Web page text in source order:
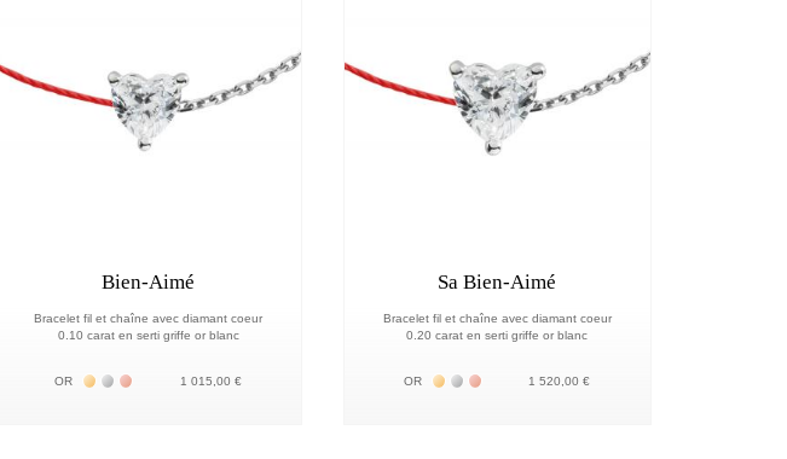
Bien-Aimé
Bracelet fil et chaîne avec diamant coeur
0.10 carat en serti griffe or blanc
OR Жёлтое золото 18К
Белое золото 18К
Розовое золото 18К
1 015,00 €
Sa Bien-Aimé
Bracelet fil et chaîne avec diamant coeur
0.20 carat en serti griffe or blanc
OR Жёлтое золото 18К
Белое золото 18К
Розовое золото 18К
1 520,00 €